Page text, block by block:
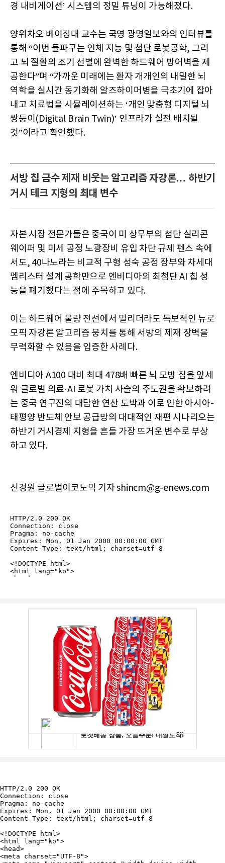
경 내비게이션’ 시스템의 정밀 튜닝이 가능해졌다.
양위차오 베이징대 교수는 국영 광명일보와의 인터뷰를
통해 “이번 돌파구는 인체 지능 및 첨단 로봇공학, 그리
고 뇌 질환의 조기 선별에 완벽한 하드웨어 방어벽을 제
공한다”며 “가까운 미래에는 환자 개개인의 내밀한 뇌
역학을 실시간 동기화해 알즈하이머병을 극초기에 잡아
내고 치료법을 시뮬레이션하는 ‘개인 맞춤형 디지털 뇌
쌍둥이(Digital Brain Twin)’ 인프라가 실전 배치될
것”이라고 확언했다.
서방 칩 금수 제재 비웃는 알고리즘 자강론… 하반기
거시 테크 지형의 최대 변수
자본 시장 전문가들은 중국이 미 상무부의 첨단 실리콘
웨이퍼 및 미세 공정 노광장비 유입 차단 규제 펜스 속에
서도, 40나노라는 비교적 구형 성숙 공정 장부와 차세대
멤리스터 설계 공학만으로 엔비디아의 최첨단 AI 칩 성
능을 폐기했다는 점에 주목하고 있다.
이는 하드웨어 물량 전선에서 밀리더라도 독보적인 뉴로
모픽 자강론 알고리즘 뭉치를 통해 서방의 제재 장벽을
무력화할 수 있음을 입증한 사례다.
엔비디아 A100 대비 최대 478배 빠른 뇌 모방 칩을 앞세
워 글로벌 의료·AI 로봇 가치 사슬의 주도권을 확보하려
는 중국 연구진의 대담한 연산 도박과 이로 인한 아시아-
태평양 반도체 안보 공급망의 대대적인 재편 시나리오는
하반기 거시경제 지형을 흔들 가장 뜨거운 변수로 부상
하고 있다.
신경원 글로벌이코노믹 기자 shincm@g-enews.com